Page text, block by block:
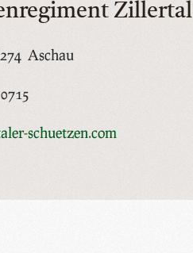
Zillertal
Aschau
schuetzen.com